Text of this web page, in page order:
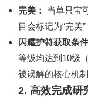
完美：
当单只宝
目会标记为“完美
闪耀护符获取条件
等级均达到 10级
被误解的核心机制
2. 高效完成研